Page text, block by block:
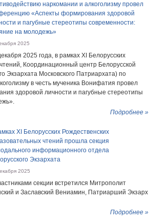
наркомании и алкоголизму провел
«Аспекты формирования здоровой
и пагубные стереотипы современности:
на молодежь»
2025
2025 года, в рамках XI Белорусских
Координационный центр Белорусской
Экзархата Московского Патриархата) по
в честь мученика Вонифатия провел
здоровой личности и пагубные стереотипы
Подробнее »
XI Белорусских Рождественских
чтений прошла секция
информационного отдела
Экзархата
2025
секции встретился Митрополит
и Заславский Вениамин, Патриарший Экзарх
Подробнее »